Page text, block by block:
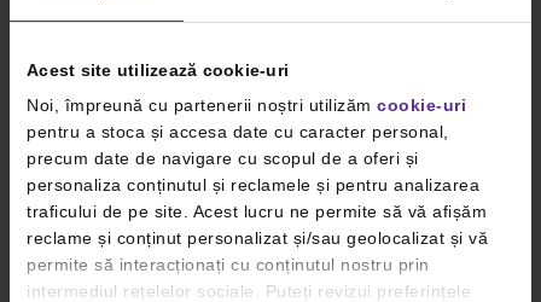
Acest site utilizează cookie-uri
Noi, împreună cu partenerii noștri utilizăm cookie-uri
pentru a stoca și accesa date cu caracter personal,
precum date de navigare cu scopul de a oferi și
personaliza conținutul și reclamele și pentru analizarea
traficului de pe site. Acest lucru ne permite să vă afișăm
reclame și conținut personalizat și/sau geolocalizat și vă
permite să interacționați cu conținutul nostru prin
intermediul rețelelor sociale. Puteți revizui preferințele